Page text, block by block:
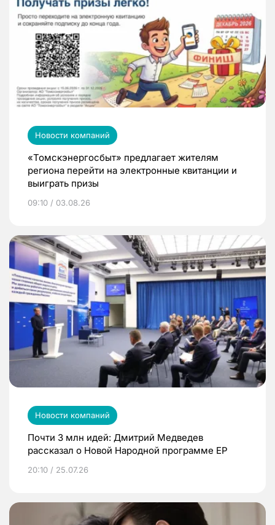
Новости компаний
«Томскэнергосбыт» предлагает жителям
региона перейти на электронные квитанции и
выиграть призы
09:10 / 03.08.26
Новости компаний
Почти 3 млн идей: Дмитрий Медведев
рассказал о Новой Народной программе ЕР
20:10 / 25.07.26